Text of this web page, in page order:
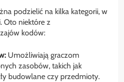
podzielić na kilka kategorii, w
Oto niektóre z
kodów:
Umożliwiają graczom
zasobów, takich jak
budowlane czy przedmioty.